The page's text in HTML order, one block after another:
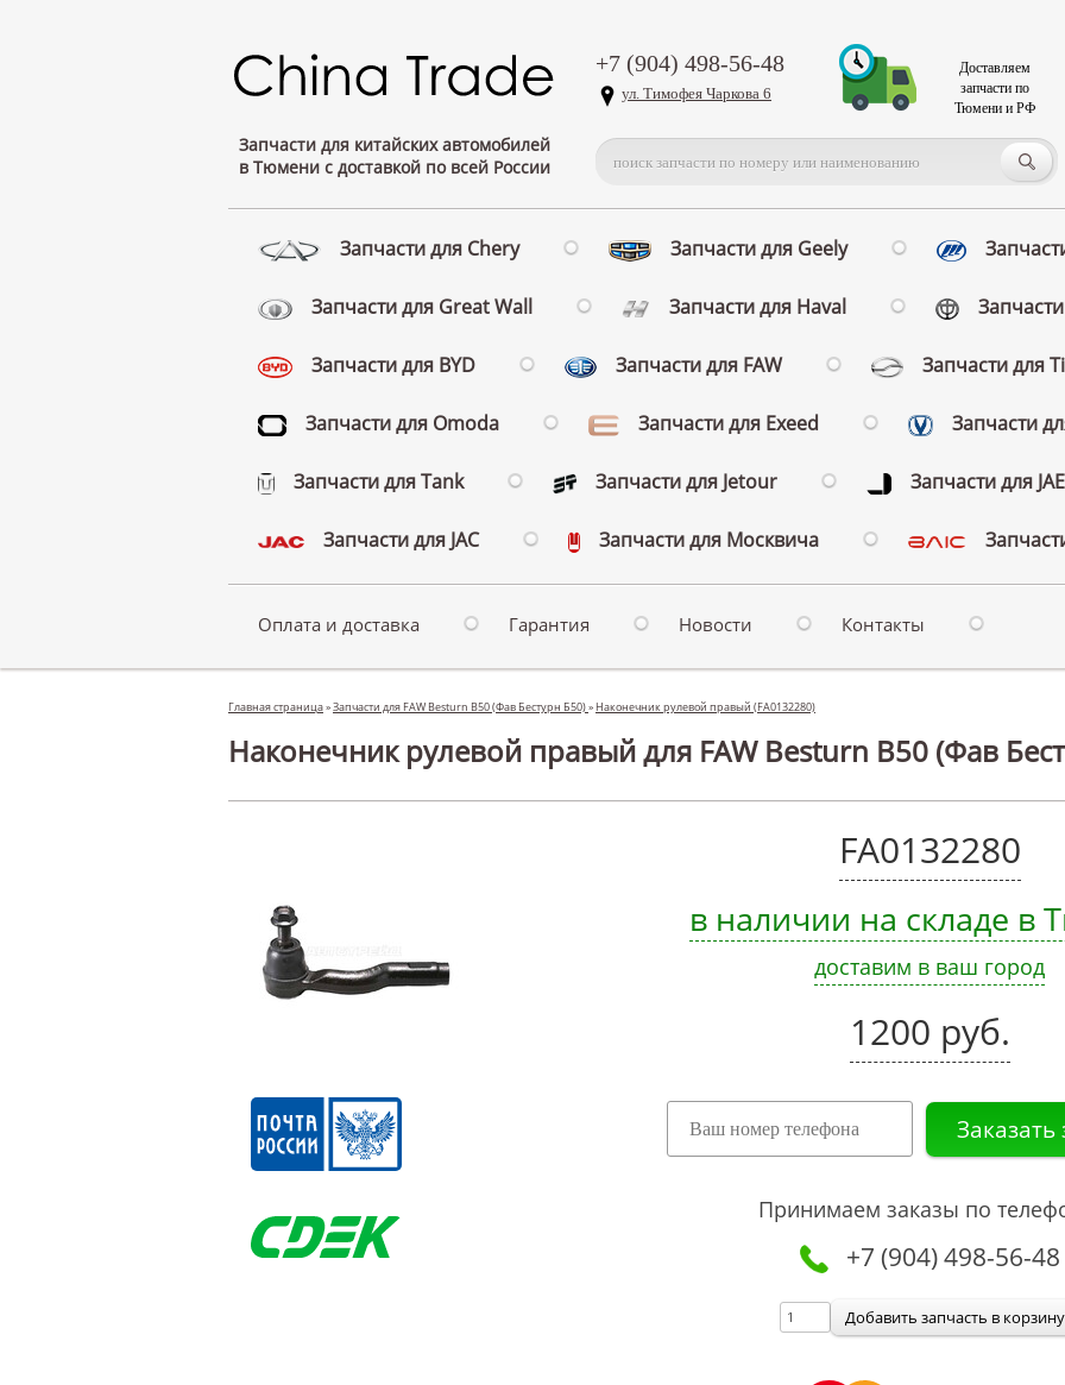
Запчасти для китайских автомобилей
в Тюмени с доставкой по всей России
+7 (904) 498-56-48
ул. Тимофея Чаркова 6
Доставляем
запчасти по
Тюмени и РФ
Запчасти для Chery Запчасти для Geely
Запчасти для Great Wall Запчасти для Haval
Запчасти для BYD Запчасти для FAW Запчасти для
Запчасти для Omoda Запчасти для Exeed Запчасти
Запчасти для Tank Запчасти для Jetour Запчасти для
Запчасти для JAC Запчасти для Москвича
Оплата и доставка Гарантия Новости Контакты
Главная страница»Запчасти для FAW Besturn B50 (Фав Бестурн Б50)» Наконечник рулевой правый (FA0132280)
Наконечник рулевой правый для FAW Besturn B50 (Фав
FA0132280
в наличии на складе в
доставим в ваш город
1200 руб.
Принимаем заказы по
+7 (904) 498-56-48